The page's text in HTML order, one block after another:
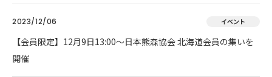
2023/12/06 イベント
【会員限定】12月9日13:00～日本熊森協会 北海道会員の集いを
開催